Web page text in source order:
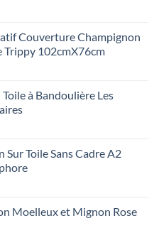
Couverture Champignon
Trippy 102cmX76cm
à Bandoulière Les
Toile Sans Cadre A2
Moelleux et Mignon Rose